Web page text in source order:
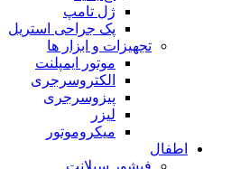
ژل تامپ
پک جراحی استریل
تجهیزات و ابزار ها
موتور ایمپلنت
الکتروسرجری
پیزوسرجری
لیزر
میکروموتور
اطفال
فیشور سیلانت